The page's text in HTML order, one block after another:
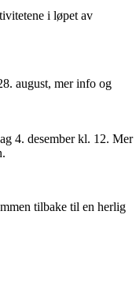
i løpet av
august, mer info og
4. desember kl. 12. Mer
tilbake til en herlig